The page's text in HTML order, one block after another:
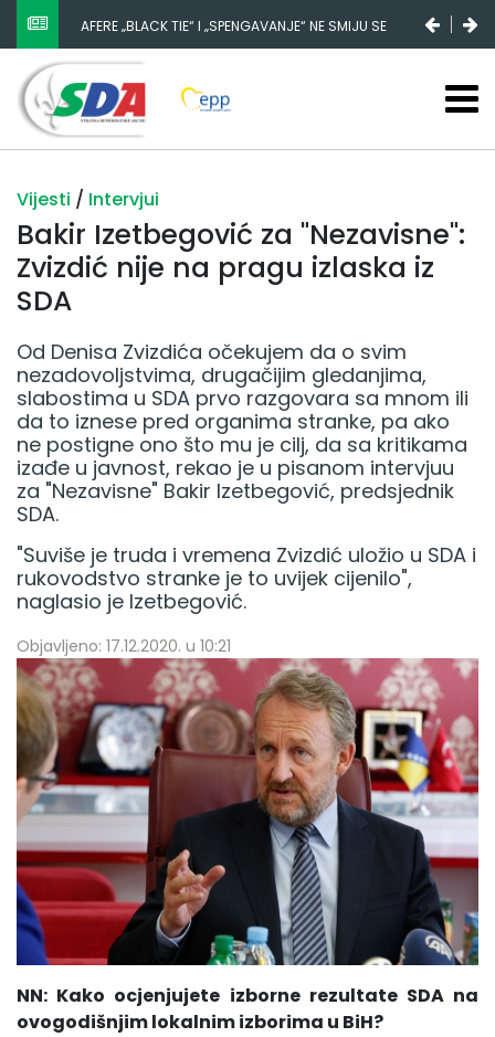
AFERE „BLACK TIE“ I „SPENGAVANJE“ NE SMIJU SE
ZATAŠKATI
NESTANAK 780.000 EURA IZ IGMANA NE MOŽE BITI
SLUČAJNI PREVID, ODGOVORNOST MORAJU SNOSITI
VLADA FBIH I NJENI KADROVI
Vijesti / Intervjui
Bakir Izetbegović za "Nezavisne":
Zvizdić nije na pragu izlaska iz
SDA
Od Denisa Zvizdića očekujem da o svim
nezadovoljstvima, drugačijim gledanjima,
slabostima u SDA prvo razgovara sa mnom ili
da to iznese pred organima stranke, pa ako
ne postigne ono što mu je cilj, da sa kritikama
izađe u javnost, rekao je u pisanom intervjuu
za "Nezavisne" Bakir Izetbegović, predsjednik
SDA.
"Suviše je truda i vremena Zvizdić uložio u SDA i
rukovodstvo stranke je to uvijek cijenilo",
naglasio je Izetbegović.
Objavljeno: 17.12.2020. u 10:21
NN: Kako ocjenjujete izborne rezultate SDA na
ovogodišnjim lokalnim izborima u BiH?